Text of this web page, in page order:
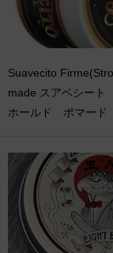
Suavecito
made スアベシー
ホールド ポマード